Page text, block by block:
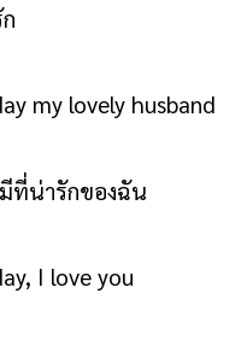
my lovely husband
ที่น่ารักของฉัน
I love you